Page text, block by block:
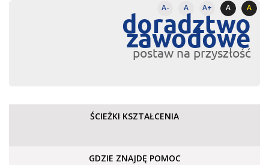
A- A A+ A A
doradztwo
zawodowe
postaw na przyszłość
ŚCIEŻKI KSZTAŁCENIA
GDZIE ZNAJDĘ POMOC